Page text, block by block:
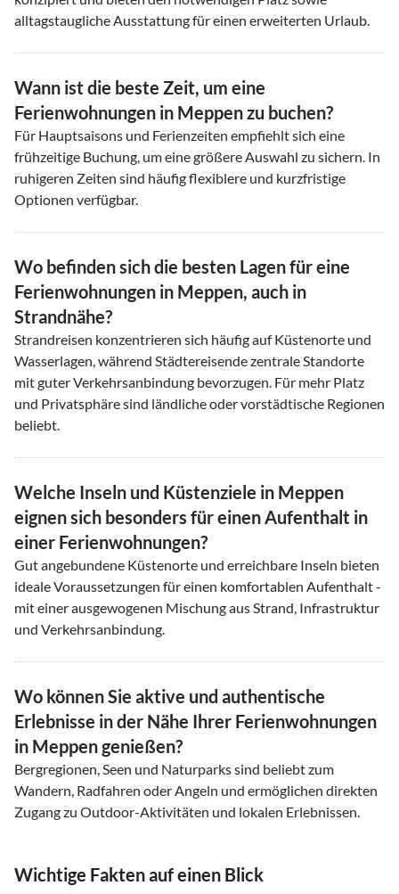
alltagstaugliche Ausstattung für einen erweiterten Urlaub.
Wann ist die beste Zeit, um eine
Ferienwohnungen in Meppen zu buchen?
Für Hauptsaisons und Ferienzeiten empfiehlt sich eine
frühzeitige Buchung, um eine größere Auswahl zu sichern. In
ruhigeren Zeiten sind häufig flexiblere und kurzfristige
Optionen verfügbar.
Wo befinden sich die besten Lagen für eine
Ferienwohnungen in Meppen, auch in
Strandnähe?
Strandreisen konzentrieren sich häufig auf Küstenorte und
Wasserlagen, während Städtereisende zentrale Standorte
mit guter Verkehrsanbindung bevorzugen. Für mehr Platz
und Privatsphäre sind ländliche oder vorstädtische Regionen
beliebt.
Welche Inseln und Küstenziele in Meppen
eignen sich besonders für einen Aufenthalt in
einer Ferienwohnungen?
Gut angebundene Küstenorte und erreichbare Inseln bieten
ideale Voraussetzungen für einen komfortablen Aufenthalt -
mit einer ausgewogenen Mischung aus Strand, Infrastruktur
und Verkehrsanbindung.
Wo können Sie aktive und authentische
Erlebnisse in der Nähe Ihrer Ferienwohnungen
in Meppen genießen?
Bergregionen, Seen und Naturparks sind beliebt zum
Wandern, Radfahren oder Angeln und ermöglichen direkten
Zugang zu Outdoor-Aktivitäten und lokalen Erlebnissen.
Wichtige Fakten auf einen Blick